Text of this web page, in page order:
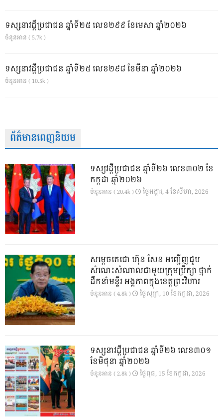
ទស្សនាវដ្ដីប្រជាជន ឆ្នាំទី២៥ លេខ២៩៩ ខែមេសា ឆ្នាំ២០២៦
ចំនួនអាន ( 5.7k )
ទស្សនាវដ្ដីប្រជាជន ឆ្នាំទី២៥ លេខ២៩៨ ខែមីនា ឆ្នាំ២០២៦
ចំនួនអាន ( 10.5k )
ព័ត៌មានពេញនិយម
ទស្សវដ្តីប្រជាជន ឆ្នាំទី២៦ លេខ៣០២ ខែ
កក្កដា ឆ្នាំ២០២៦
ចំនួនអាន ( 20.4k ) ថ្ងៃ​អង្គារ, 4 ខែ​សីហា, 2026
សម្តេចតេជោ ហ៊ុន សែន អញ្ជើញជួប
សំណេះសំណាលជាមួយក្រុមប្រឹក្សា ថ្នាក់
ដឹកនាំមន្ទីរ អង្គភាពក្នុងខេត្តព្រះវិហារ
ចំនួនអាន ( 4.8k ) ថ្ងៃ​សុក្រ, 10 ខែ​កក្កដា, 2026
ទស្សនាវដ្ដីប្រជាជន ឆ្នាំទី២៦ លេខ៣០១
ខែមិថុនា ឆ្នាំ២០២៦
ចំនួនអាន ( 2.8k ) ថ្ងៃ​ពុធ, 15 ខែ​កក្កដា, 2026